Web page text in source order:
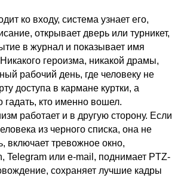
ко входу, система узнает его,
открывает дверь или турникет,
в журнал и показывает имя
героизма, никакой драмы,
рабочий день, где человеку не
доступа в кармане куртки, а
гадать, кто именно вошел.
работает и в другую сторону. Если
из черного списка, она не
включает тревожное окно,
Telegram или e-mail, поднимает PTZ-
сохраняет лучшие кадры